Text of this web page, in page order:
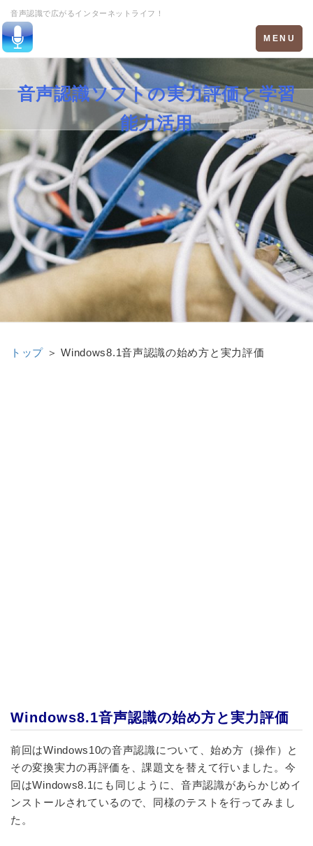
音声認識で広がるインターネットライフ！
Toggle
navigation
MENU
音声認識ソフトの実力評価と学習
能力活用
トップ ＞Windows8.1音声認識の始め方と実力評価
Windows8.1音声認識の始め方と実力評価
前回はWindows10の音声認識について、始め方（操作）と
その変換実力の再評価を、課題文を替えて行いました。今
回はWindows8.1にも同じように、音声認識があらかじめイ
ンストールされているので、同様のテストを行ってみまし
た。